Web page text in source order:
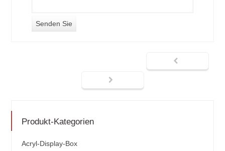
Produkt-Kategorien
Acryl-Display-Box